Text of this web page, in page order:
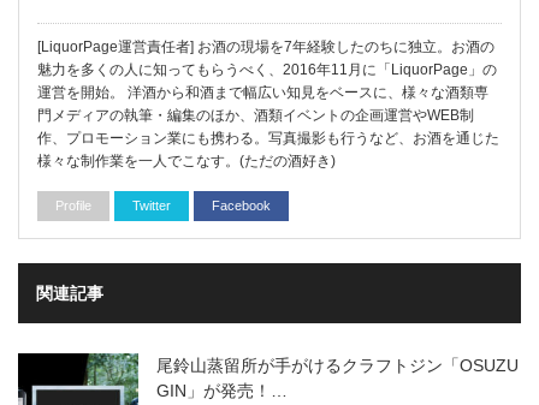
[LiquorPage運営責任者] お酒の現場を7年経験したのちに独立。お酒の
魅力を多くの人に知ってもらうべく、2016年11月に「LiquorPage」の
運営を開始。 洋酒から和酒まで幅広い知見をベースに、様々な酒類専
門メディアの執筆・編集のほか、酒類イベントの企画運営やWEB制
作、プロモーション業にも携わる。写真撮影も行うなど、お酒を通じた
様々な制作業を一人でこなす。(ただの酒好き)
Profile Twitter Facebook
関連記事
尾鈴山蒸留所が手がけるクラフトジン「OSUZU
GIN」が発売！…